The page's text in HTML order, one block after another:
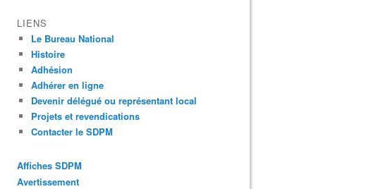
LIENS
Le Bureau National
Histoire
Adhésion
Adhérer en ligne
Devenir délégué ou représentant local
Projets et revendications
Contacter le SDPM
Affiches SDPM
Avertissement